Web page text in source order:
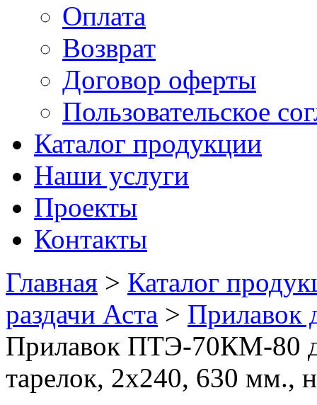
Оплата
Возврат
Договор оферты
Пользовательское
Каталог продукции
Наши услуги
Проекты
Контакты
Главная > Каталог
раздачи Аста > Прилавок
Прилавок ПТЭ-70КМ-80
тарелок, 2х240, 630 мм.,